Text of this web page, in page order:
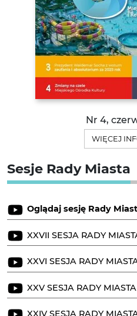
Nr 4,
WIĘCEJ
Sesje Rady Miasta
Oglądaj sesję Rady
XXVII SESJA RADY
XXVI SESJA RADY
XXV SESJA RADY
XXIV SESJA RADY